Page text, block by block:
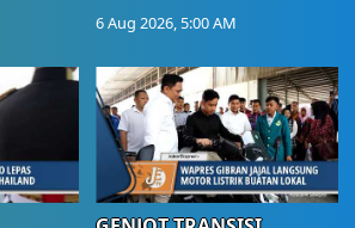
6 Aug 2026, 5:00 AM